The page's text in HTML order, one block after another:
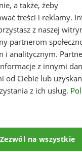
wydatków
miejsc pracy
większości
inwestor
stosowną decyzję
Obie
i
konsultanta.
a także, żeby
treści i reklamy.
z naszej
partnerom
i analitycznym.
z innymi
od Ciebie lub
z ich usług.
Zezwól na wszystkie